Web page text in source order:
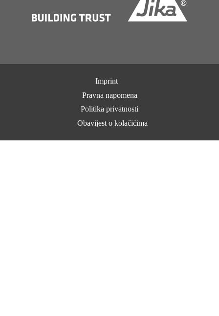
Imprint
Pravna napomena
Politika privatnosti
Obavijest o kolačićima